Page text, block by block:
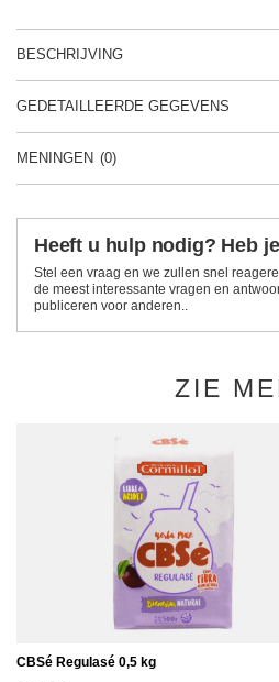
BESCHRIJVING
GEDETAILLEERDE GEGEVENS
MENINGEN (0)
Heeft u hulp nodig? Heb
Stel een vraag en we zullen snel
de meest interessante vragen en
publiceren voor anderen..
ZIE
CBSé Regulasé 0,5 kg